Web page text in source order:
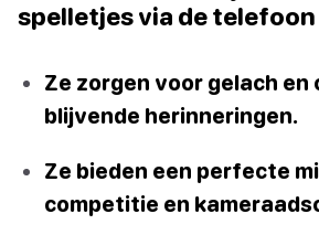
spelletjes via de telefoon
Ze zorgen voor gelach en
blijvende herinneringen.
Ze bieden een perfecte
competitie en